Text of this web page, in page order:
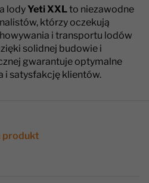
lodyYeti XXLto niezawodne
którzy oczekują
i transportu lodów
solidnej budowie i
gwarantuje optymalne
i satysfakcję klientów.
produkt